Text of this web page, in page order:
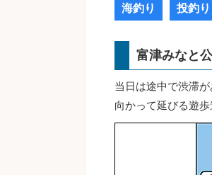
海釣り 投釣り
富津みなと
当日は途中で渋滞
向かって延びる遊